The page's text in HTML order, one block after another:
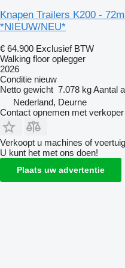
Knapen Trailers K200 -
*NIEUW/NEU*
€ 64.900 Exclusief BTW
Walking floor oplegger
2026
Conditie nieuw
Netto gewicht 7.078 kgAantal
Nederland, Deurne
Contact opnemen met verkoper
Verkoopt u machines of
U kunt het met ons doen!
Plaats uw advertentie